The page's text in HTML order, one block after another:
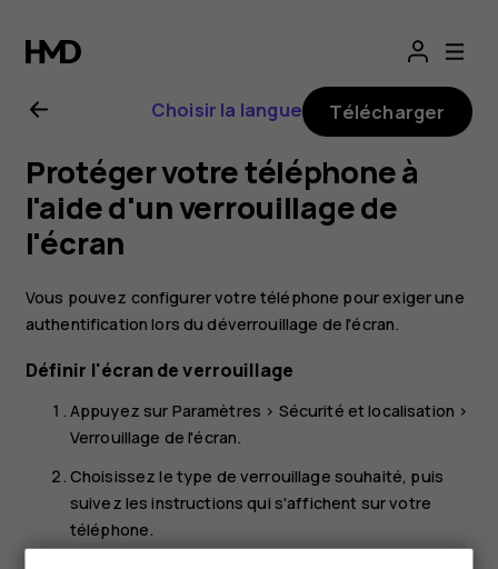
Guide
de
l'utilisateur
Nokia
2.1
Choisir la langue Télécharger
Protéger votre téléphone à
l'aide d'un verrouillage de
l'écran
Vous pouvez configurer votre téléphone pour exiger une
authentification lors du déverrouillage de l'écran.
Définir l'écran de verrouillage
Appuyez sur Paramètres > Sécurité et localisation >
Verrouillage de l'écran.
Choisissez le type de verrouillage souhaité, puis
suivez les instructions qui s'affichent sur votre
téléphone.